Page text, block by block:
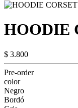
HOODIE
$ 3.800
Pre-order
color
Negro
Bordó